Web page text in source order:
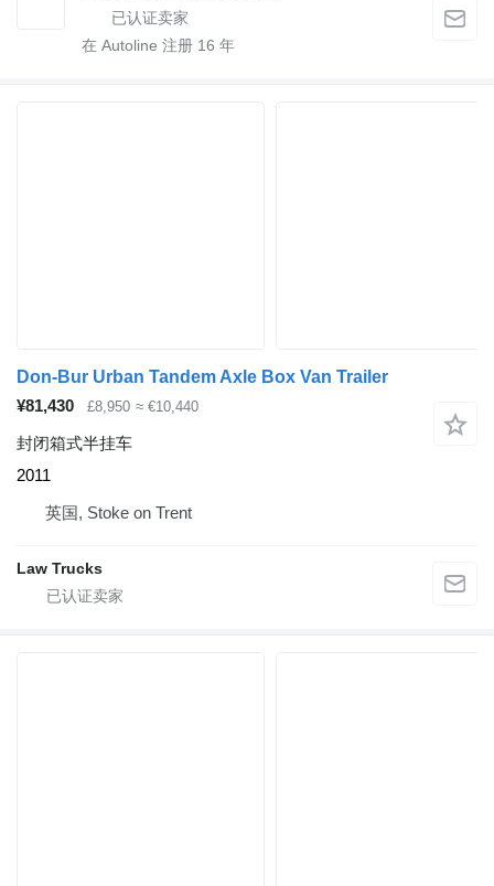
在 Autoline 注册 16 年
Don-Bur Urban Tandem Axle Box Van Trailer
¥81,430
£8,950 ≈ €10,440
封闭箱式半挂车
2011
英国, Stoke on Trent
Law Trucks